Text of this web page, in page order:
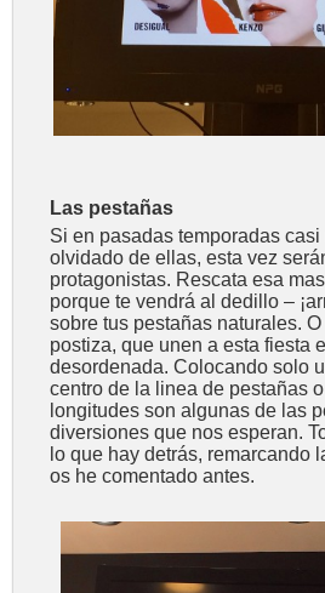
Las pestañas
Si en pasadas temporadas
olvidado de ellas, esta vez
protagonistas. Rescata esa
porque te vendrá al dedillo –
sobre tus pestañas naturales.
postiza, que unen a esta fiesta
desordenada. Colocando solo
centro de la linea de pestañas
longitudes son algunas de las
diversiones que nos esperan.
lo que hay detrás, remarcando
os he comentado antes.